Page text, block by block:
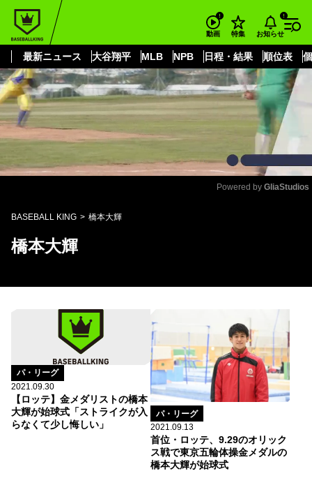
動画 特集 お知らせ
最新ニュース 大谷翔平 MLB NPB 日程・結果 順位表
もっと見る
Powered by GliaStudios
BASEBALL KING 橋本大輝
橋本大輝
パ・リーグ
2021.09.30
【ロッテ】金メダリストの橋本
大輝が始球式「ストライクが入
らなくて少し悔しい」
パ・リーグ
2021.09.13
首位・ロッテ、9.29のオリック
ス戦で東京五輪体操金メダルの
橋本大輝が始球式